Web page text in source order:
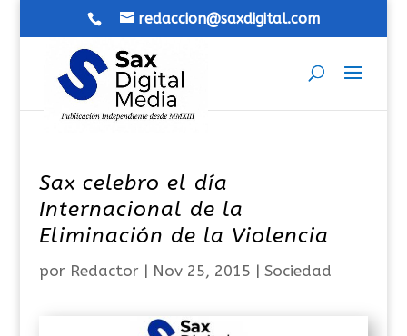
redaccion@saxdigital.com
Sax celebro el día
Internacional de la
Eliminación de la Violencia
por Redactor| Nov 25, 2015 | Sociedad